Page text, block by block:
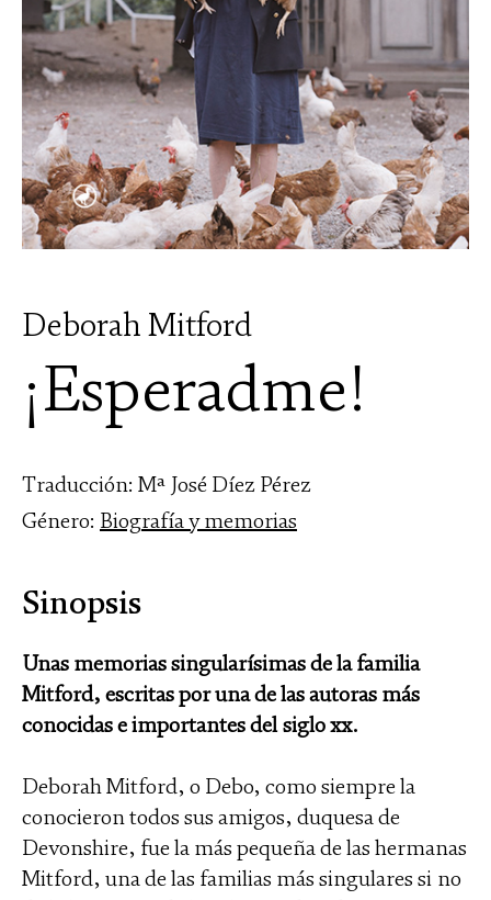
Deborah Mitford
¡Esperadme!
Traducción: Mª José Díez Pérez
Género: Biografía y memorias
Sinopsis
Unas memorias singularísimas de la familia
Mitford, escritas por una de las autoras más
conocidas e importantes del siglo xx.
Deborah Mitford, o Debo, como siempre la
conocieron todos sus amigos, duquesa de
Devonshire, fue la más pequeña de las hermanas
Mitford, una de las familias más singulares si no